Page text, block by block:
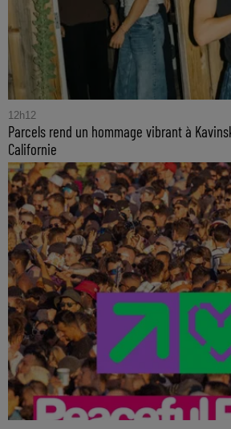
12h12
Parcels rend un hommage vibrant à
Californie